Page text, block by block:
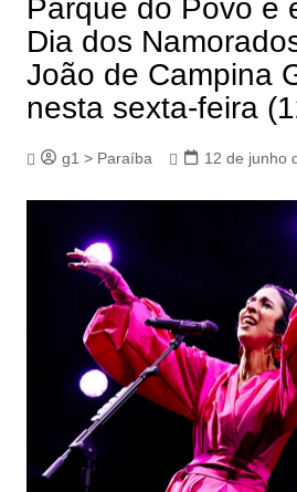
Parque do Povo e
Dia dos
João de Campina
nesta sexta-feira
g1 > Paraíba 12 de junho